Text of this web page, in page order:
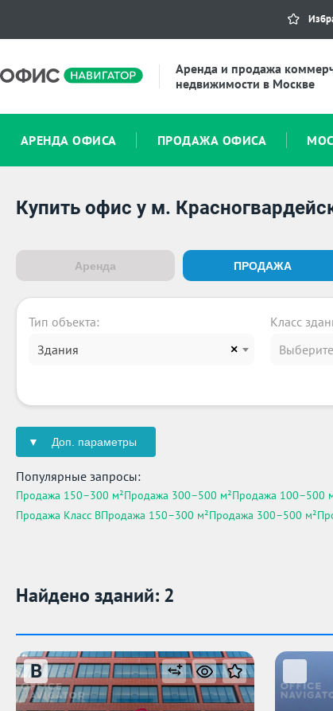
Аренда и продажа
недвижимости в Москве
АРЕНДА ОФИСА ПРОДАЖА ОФИСА
Купить офис у м.
Аренда ПРОДАЖА
Тип объекта:
×
Здания
Класс
Доп. параметры
Популярные запросы:
Продажа 150–300 м²Продажа 300–500 м²Продажа 100–500
Продажа Класс BПродажа 150–300 м²Продажа 300–500 м²
Найдено зданий: 2
B